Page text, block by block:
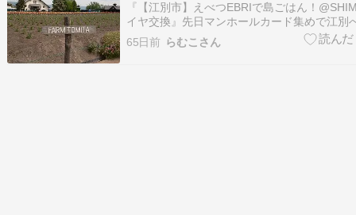
『【江別市】えべつEBRIで島ごはん！
イヤ交換』先日マンホールカード集めで江別
た。レンガ造りがオシャレなEBRIと、江別市
にて、マンホールカードをゲット〜この建物
65日前 らむこさん